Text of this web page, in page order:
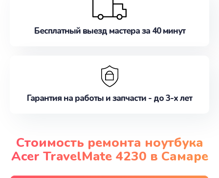
Бесплатный выезд мастера за 40 минут
Гарантия на работы и запчасти - до 3-х лет
Стоимость ремонта ноутбука
Acer TravelMate 4230 в Самаре